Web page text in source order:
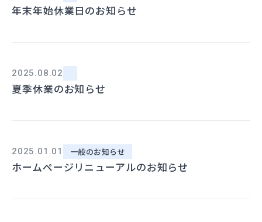
3営業日以内にご返信
年末年始休業日のお知らせ
2025.08.02
夏季休業のお知らせ
2025.01.01 一般のお知らせ
ホームページリニューアルのお知らせ